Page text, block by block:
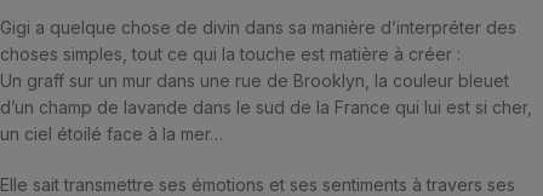
Gigi a quelque chose de divin dans sa manière d’interpréter des
choses simples, tout ce qui la touche est matière à créer :
Un graff sur un mur dans une rue de Brooklyn, la couleur bleuet
d’un champ de lavande dans le sud de la France qui lui est si cher,
un ciel étoilé face à la mer…
Elle sait transmettre ses émotions et ses sentiments à travers ses